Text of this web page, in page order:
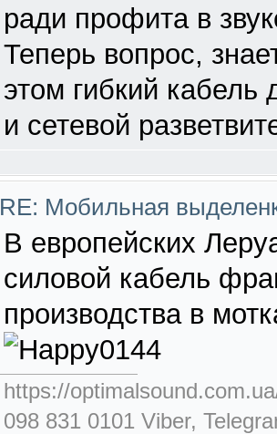
ради профита в
Теперь вопрос,
этом гибкий кабель
и сетевой
RE: Мобильная
В европейских
силовой кабель
производства в
https://
098 831 0101 Viber,